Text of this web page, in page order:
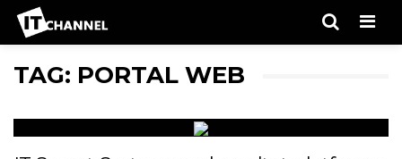
TAG: PORTAL WEB